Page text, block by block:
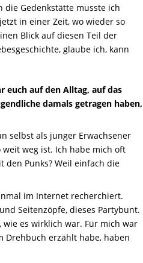
die Gedenkstätte musste ich
in einer Zeit, wo wieder so
Blick auf diesen Teil der
glaube ich, kann
euch auf den Alltag, auf das
damals getragen haben,
selbst als junger Erwachsener
weg ist. Ich habe mich oft
den Punks? Weil einfach die
im Internet recherchiert.
Seitenzöpfe, dieses Partybunt.
es wirklich war. Für mich war
Drehbuch erzählt habe, haben